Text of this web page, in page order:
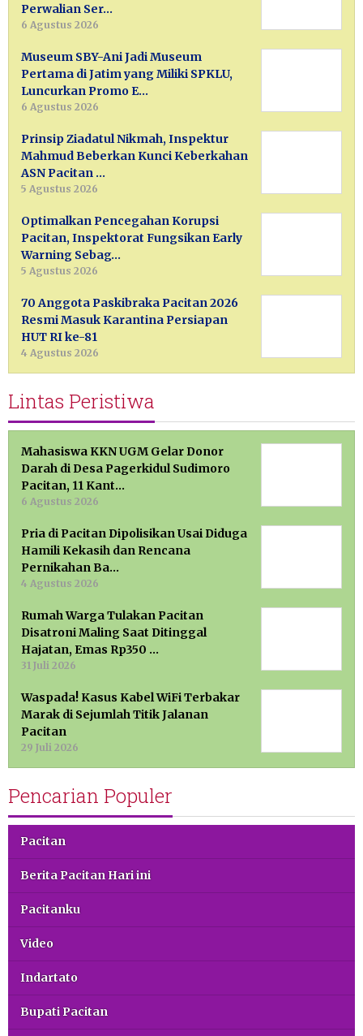
Perwalian Ser…
6 Agustus 2026
Museum SBY-Ani Jadi Museum
Pertama di Jatim yang Miliki SPKLU,
Luncurkan Promo E…
6 Agustus 2026
Prinsip Ziadatul Nikmah, Inspektur
Mahmud Beberkan Kunci Keberkahan
ASN Pacitan …
5 Agustus 2026
Optimalkan Pencegahan Korupsi
Pacitan, Inspektorat Fungsikan Early
Warning Sebag…
5 Agustus 2026
70 Anggota Paskibraka Pacitan 2026
Resmi Masuk Karantina Persiapan
HUT RI ke-81
4 Agustus 2026
Lintas Peristiwa
Mahasiswa KKN UGM Gelar Donor
Darah di Desa Pagerkidul Sudimoro
Pacitan, 11 Kant…
6 Agustus 2026
Pria di Pacitan Dipolisikan Usai Diduga
Hamili Kekasih dan Rencana
Pernikahan Ba…
4 Agustus 2026
Rumah Warga Tulakan Pacitan
Disatroni Maling Saat Ditinggal
Hajatan, Emas Rp350 …
31 Juli 2026
Waspada! Kasus Kabel WiFi Terbakar
Marak di Sejumlah Titik Jalanan
Pacitan
29 Juli 2026
Pencarian Populer
Pacitan
Berita Pacitan Hari ini
Pacitanku
Video
Indartato
Bupati Pacitan